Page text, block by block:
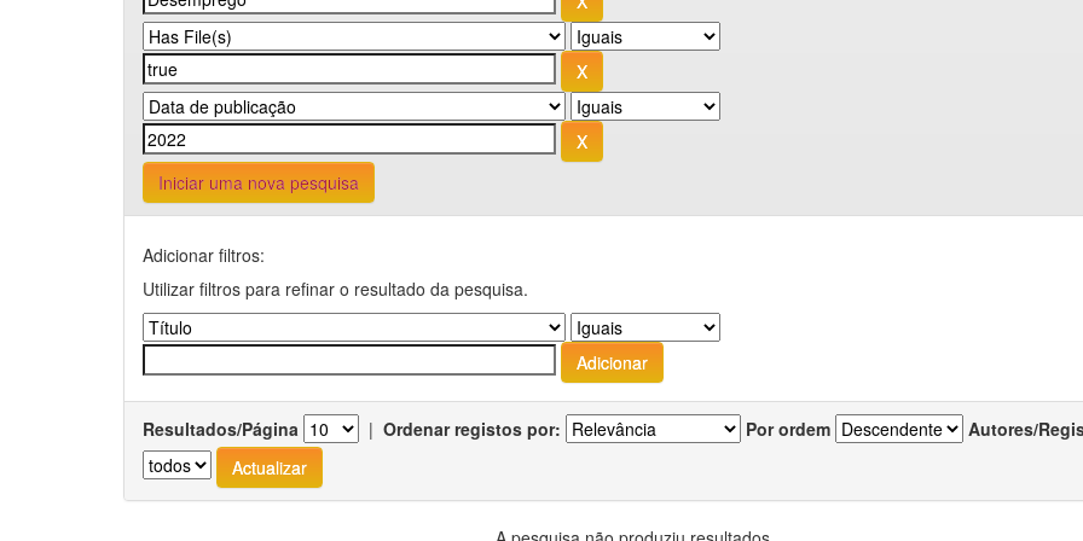
Iniciar uma nova pesquisa
Adicionar filtros:
Utilizar filtros para refinar o resultado da pesquisa.
Resultados/Página | Ordenar registos por: Por ordem Autores/